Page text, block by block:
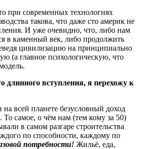
при современных технологиях
такова, что даже сто америк не
И уже очевидно, что, либо нам
в каменный век, либо продолжить
цивилизацию на принципиально
(а главное психологическую, что
длинного вступления, я перехожу к
всей планете безусловный доход
То самое, о чём нам (тем кому за 50)
в самом разгаре строительства
по способности, каждому по
потребности! Жильё, еда,